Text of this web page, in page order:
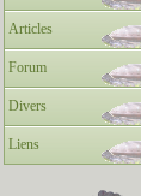
Articles
Forum
Divers
Liens